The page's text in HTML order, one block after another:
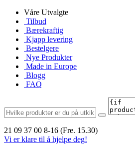
Våre Utvalgte
Tilbud
Bærekraftig
Kjapp levering
Bestelgere
Nye Produkter
Made in Europe
Blogg
FAQ
21 09 37 00 8-16 (Fre. 15.30)
Vi er klare til å hjelpe deg!